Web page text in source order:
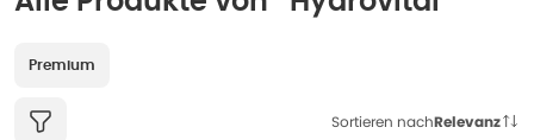
Premium
Sortieren nachRelevanz